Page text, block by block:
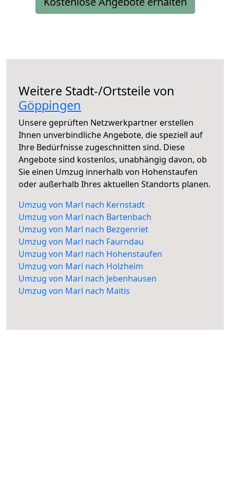
Weitere Stadt-/Ortsteile von
Göppingen
Unsere geprüften Netzwerkpartner erstellen
Ihnen unverbindliche Angebote, die speziell auf
Ihre Bedürfnisse zugeschnitten sind. Diese
Angebote sind kostenlos, unabhängig davon, ob
Sie einen Umzug innerhalb von Hohenstaufen
oder außerhalb Ihres aktuellen Standorts planen.
Umzug von Marl nach Kernstadt
Umzug von Marl nach Bartenbach
Umzug von Marl nach Bezgenriet
Umzug von Marl nach Faurndau
Umzug von Marl nach Hohenstaufen
Umzug von Marl nach Holzheim
Umzug von Marl nach Jebenhausen
Umzug von Marl nach Maitis